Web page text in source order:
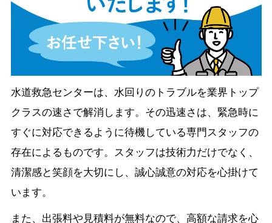
水道救急センターは、水回りのトラブルを業界トップ
クラスの速さで解消します。その迅速さは、緊急時に
すぐに対応できるように待機している専門スタッフの
存在によるものです。スタッフは技術力だけでなく、
清潔感と笑顔を大切にし、誠心誠意の対応を心掛けて
います。
また、出張料や見積料が無料なので、高額な請求を心